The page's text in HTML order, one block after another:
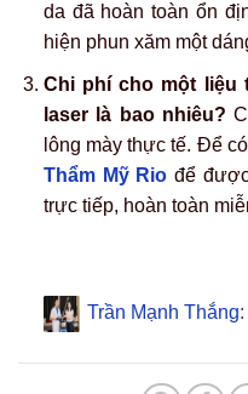
da đã hoàn toàn ổn
hiện phun xăm một
Chi phí cho một liệu
laser là bao nhiêu?
lông mày thực tế. Để
Thẩm Mỹ Rio để
trực tiếp, hoàn toàn
Trần Mạnh Thắng